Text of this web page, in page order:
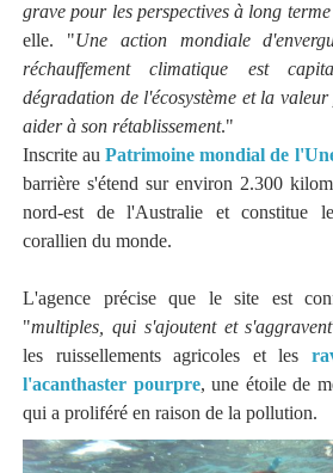
grave pour les perspectives à long
elle. "Une action mondiale
réchauffement climatique est
dégradation de l'écosystème et la
aider à son rétablissement."
Inscrite auPatrimoine mondial de
barrière s'étend sur environ 2.300
nord-est de l'Australie et constitue
corallien du monde.
L'agence précise que le site est
"multiples, qui s'ajoutent et s'aggravent
les ruissellements agricoles et les
l'acanthaster pourpre, une étoile de
qui a proliféré en raison de la pollution.